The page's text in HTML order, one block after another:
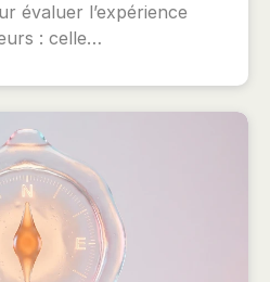
évaluer l’expérience
: celle…